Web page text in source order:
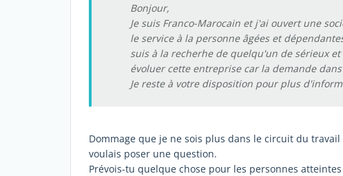
Bonjour,
Je suis Franco-Marocain et j'ai ouvert une
le service à la personne âgées et
suis à la recherhe de quelqu'un de sérieux
évoluer cette entreprise car la demande
Je reste à votre disposition pour plus
Dommage que je ne sois plus dans le circuit du
‎voulais poser une question.‎
Prévois-tu quelque chose pour les personnes atteintes